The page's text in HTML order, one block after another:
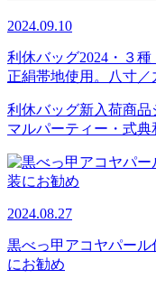
2024.09.10
利休バッグ2024・３
正絹帯地使用。八寸／
利休バッグ新入荷商品
マルパーティー・式典
2024.08.27
黒べっ甲アコヤパー
にお勧め